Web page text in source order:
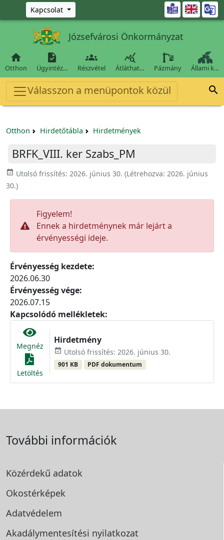
Ugrás a fő tartalomra
Kapcsolat 
Józsefvárosi Önkormányzat

Otthon

Ügyintéz…

Részvétel

Átláthat… Pázmány Állami k…
Válasszon a menüpontok közül 
Otthon Hirdetőtábla Hirdetmények
BRFK_VIII. ker Szabs_PM
event_available Utolsó frissítés: 2026. június 30. (Létrehozva: 2026. június
30.)
Figyelem!
Ennek a hirdetménynek már lejárt a
érvényességi ideje.
Érvényesség kezdete:
2026.06.30
Érvényesség vége:
2026.07.15
Kapcsolódó mellékletek:
Megnéz
Letöltés
Hirdetmény
event_available Utolsó frissítés: 2026. június 30.
901 KB PDF dokumentum
További információk
Közérdekű adatok
Okostérképek
Adatvédelem
Akadálymentesítési nyilatkozat